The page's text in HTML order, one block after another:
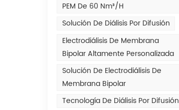
PEM De 60 Nm³/h
Solución De Diálisis Por Difusión
Electrodiálisis De Membrana
Bipolar Altamente Personalizada
Solución De Electrodiálisis De
Membrana Bipolar
Tecnología De Diálisis Por Difusión